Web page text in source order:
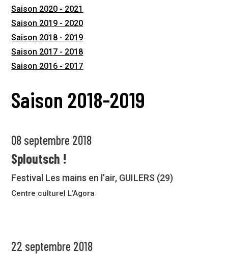
Saison 2020 - 2021
Saison 2019 - 2020
Saison 2018 - 2019
Saison 2017 - 2018
Saison 2016 - 2017
Saison 2018-2019
08 septembre 2018
Sploutsch !
Festival Les mains en l’air, GUILERS (29)
Centre culturel L’Agora
22 septembre 2018